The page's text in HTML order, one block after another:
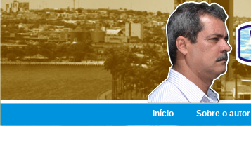
Início Sobre o autor